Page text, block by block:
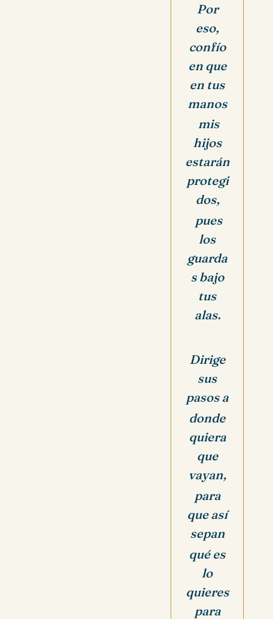
Por
eso,
confío
en que
en tus
manos
mis
hijos
estarán
protegi
dos,
pues
los
guarda
s bajo
tus
alas.
Dirige
sus
pasos a
donde
quiera
que
vayan,
para
que así
sepan
qué es
lo
quieres
para